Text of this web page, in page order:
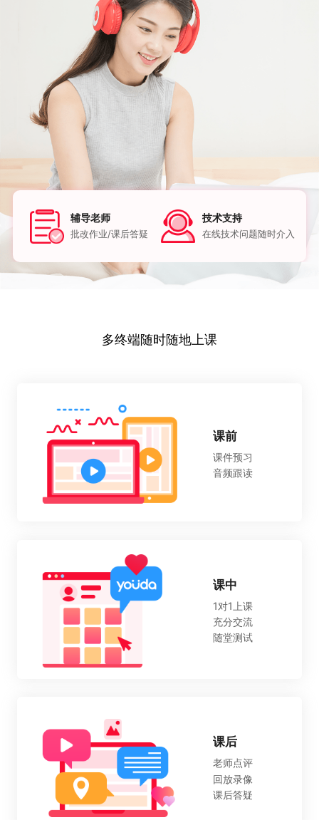
辅导老师
批改作业/课后答疑
技术支持
在线技术问题随时介入
多终端随时随地上课
课前
课件预习
音频跟读
课中
1对1上课
充分交流
随堂测试
课后
老师点评
回放录像
课后答疑